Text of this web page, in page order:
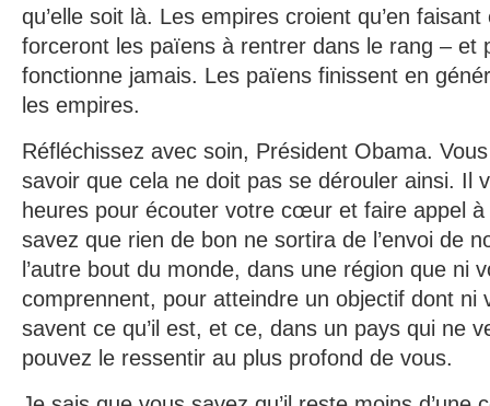
qu’elle soit là. Les empires croient qu’en
forceront les païens à rentrer dans le rang – et
fonctionne jamais. Les païens finissent en
les empires.
Réfléchissez avec soin, Président Obama.
savoir que cela ne doit pas se dérouler ainsi. Il
heures pour écouter votre cœur et faire appel
savez que rien de bon ne sortira de l’envoi de
l’autre bout du monde, dans une région que ni
comprennent, pour atteindre un objectif dont ni
savent ce qu’il est, et ce, dans un pays qui ne
pouvez le ressentir au plus profond de vous.